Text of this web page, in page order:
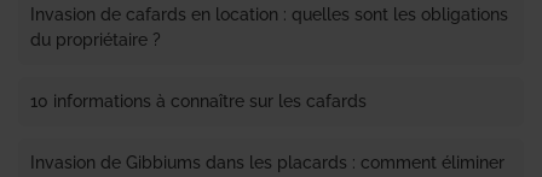
Invasion de cafards en location : quelles sont les obligations
du propriétaire ?
10 informations à connaître sur les cafards
Invasion de Gibbiums dans les placards : comment éliminer